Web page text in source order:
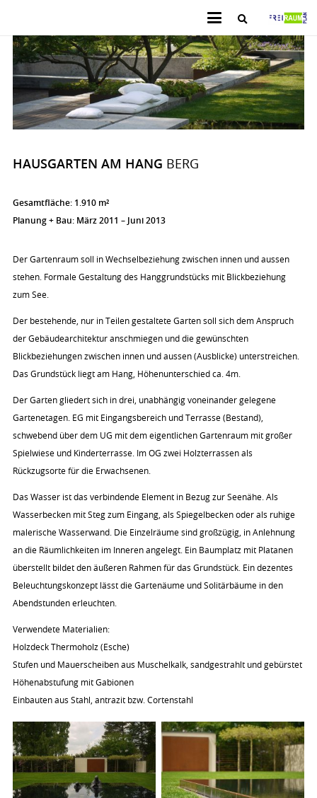
HAUSGARTEN AM HANG BERG
Gesamtfläche: 1.910 m²
Planung + Bau: März 2011 – Juni 2013
Der Gartenraum soll in Wechselbeziehung zwischen innen und aussen
stehen. Formale Gestaltung des Hanggrundstücks mit Blickbeziehung
zum See.
Der bestehende, nur in Teilen gestaltete Garten soll sich dem Anspruch
der Gebäudearchitektur anschmiegen und die gewünschten
Blickbeziehungen zwischen innen und aussen (Ausblicke) unterstreichen.
Das Grundstück liegt am Hang, Höhenunterschied ca. 4m.
Der Garten gliedert sich in drei, unabhängig voneinander gelegene
Gartenetagen. EG mit Eingangsbereich und Terrasse (Bestand),
schwebend über dem UG mit dem eigentlichen Gartenraum mit großer
Spielwiese und Kinderterrasse. Im OG zwei Holzterrassen als
Rückzugsorte für die Erwachsenen.
Das Wasser ist das verbindende Element in Bezug zur Seenähe. Als
Wasserbecken mit Steg zum Eingang, als Spiegelbecken oder als ruhige
malerische Wasserwand. Die Einzelräume sind großzügig, in Anlehnung
an die Räumlichkeiten im Inneren angelegt. Ein Baumplatz mit Platanen
überstellt bildet den äußeren Rahmen für das Grundstück. Ein dezentes
Beleuchtungskonzept lässt die Gartenäume und Solitärbäume in den
Abendstunden erleuchten.
Verwendete Materialien:
Holzdeck Thermoholz (Esche)
Stufen und Mauerscheiben aus Muschelkalk, sandgestrahlt und gebürstet
Höhenabstufung mit Gabionen
Einbauten aus Stahl, antrazit bzw. Cortenstahl